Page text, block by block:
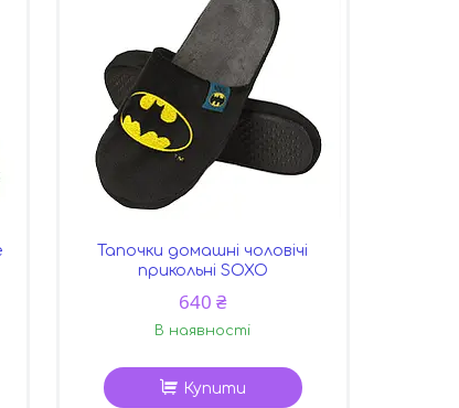
Тапочки домашні чоловічі
прикольні SOXO
640 ₴
В наявності
Купити